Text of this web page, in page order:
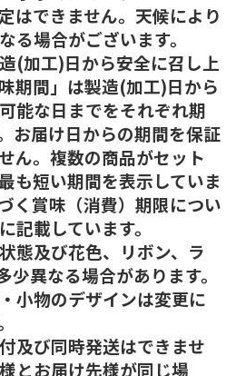
はできません。天候により
る場合がございます。
(加工)日から安全に召し上
期間」は製造(加工)日から
能な日までをそれぞれ期
お届け日からの期間を保証
ん。複数の商品がセット
も短い期間を表示していま
く賞味（消費）期限につい
記載しています。
態及び花色、リボン、ラ
異なる場合があります。
小物のデザインは変更に
及び同時発送はできませ
とお届け先様が同じ場